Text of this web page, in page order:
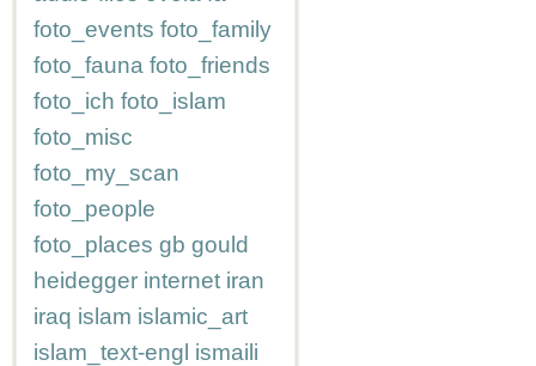
foto_events foto_family
foto_fauna foto_friends
foto_ich foto_islam
foto_misc
foto_my_scan
foto_people
foto_places gb gould
heidegger internet iran
iraq islam islamic_art
islam_text-engl ismaili